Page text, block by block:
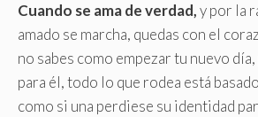
Cuando se ama de verdad,y por la
amado se marcha, quedas con el
no sabes como empezar tu nuevo
para él, todo lo que rodea está
como si una perdiese su identidad